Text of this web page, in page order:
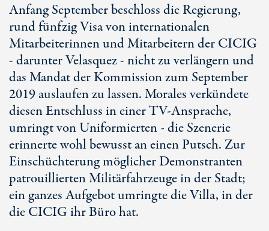
Anfang September beschloss die Regierung,
rund fünfzig Visa von internationalen
Mitarbeiterinnen und Mitarbeitern der CICIG
- darunter Velasquez - nicht zu verlängern und
das Mandat der Kommission zum September
2019 auslaufen zu lassen. Morales verkündete
diesen Entschluss in einer TV-Ansprache,
umringt von Uniformierten - die Szenerie
erinnerte wohl bewusst an einen Putsch. Zur
Einschüchterung möglicher Demonstranten
patrouillierten Militärfahrzeuge in der Stadt;
ein ganzes Aufgebot umringte die Villa, in der
die CICIG ihr Büro hat.